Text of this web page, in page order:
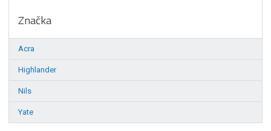
Značka
Acra
Highlander
Nils
Yate